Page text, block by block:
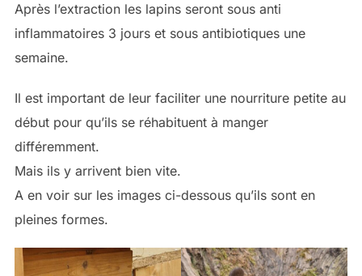
Après l’extraction les lapins seront sous anti
inflammatoires 3 jours et sous antibiotiques une
semaine.
Il est important de leur faciliter une nourriture petite au
début pour qu’ils se réhabituent à manger
différemment.
Mais ils y arrivent bien vite.
A en voir sur les images ci-dessous qu’ils sont en
pleines formes.